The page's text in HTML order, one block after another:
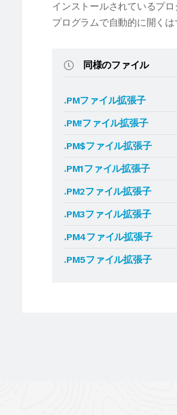
インストールされているプ
プログラムで自動的に開くは
同様のファイル
.PMファイル拡張子
.PM!ファイル拡張子
.PM$ファイル拡張子
.PM1ファイル拡張子
.PM2ファイル拡張子
.PM3ファイル拡張子
.PM4ファイル拡張子
.PM5ファイル拡張子